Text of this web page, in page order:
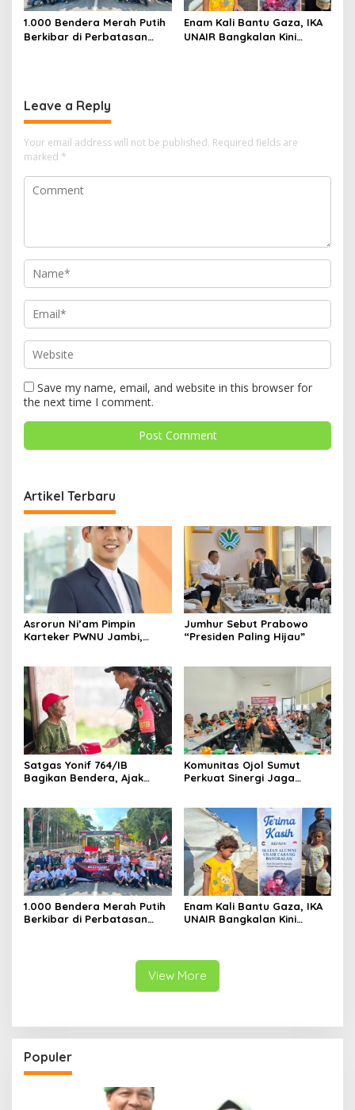
1.000 Bendera Merah Putih
Berkibar di Perbatasan
Enam Kali Bantu Gaza, IKA
UNAIR Bangkalan Kini
Leave a Reply
Your email address will not be published. Required fields are
marked *
Save my name, email, and website in this browser for
the next time I comment.
Artikel Terbaru
Asrorun Ni’am Pimpin
Karteker PWNU Jambi,
Kedua NU
Jumhur Sebut Prabowo
“Presiden Paling Hijau”
Satgas Yonif 764/IB
Bagikan Bendera, Ajak
Komunitas Ojol Sumut
Perkuat Sinergi Jaga
1.000 Bendera Merah Putih
Berkibar di Perbatasan
Enam Kali Bantu Gaza, IKA
UNAIR Bangkalan Kini
View More
Populer